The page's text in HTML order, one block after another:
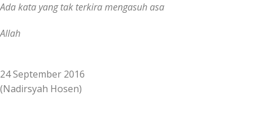
Ada kata yang tak terkira mengasuh asa
Allah
24 September 2016
(Nadirsyah Hosen)